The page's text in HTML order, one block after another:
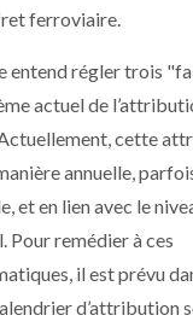
ferroviaire.
entend régler trois
actuel de
cette
annuelle,
et en lien avec le
Pour remédier à ces
il est prévu
d’attribution